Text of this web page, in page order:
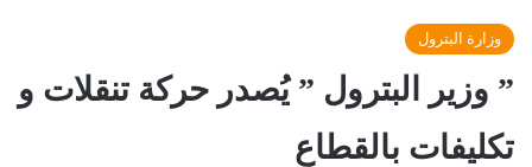
وزارة البترول
” وزير البترول ” يُصدر حركة تنقلات و
تكليفات بالقطاع